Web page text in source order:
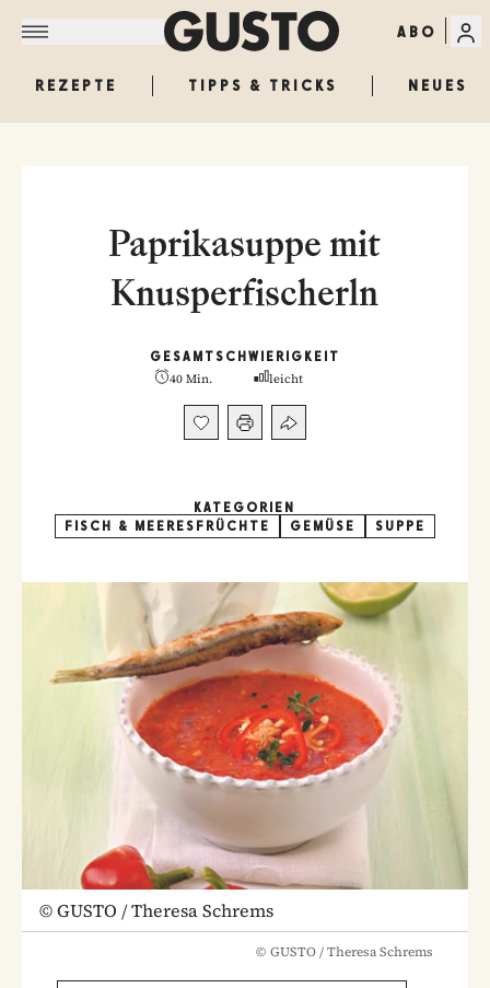
ABO
REZEPTE TIPPS & TRICKS NEUES
Paprikasuppe mit
Knusperfischerln
GESAMT
40 Min.
SCHWIERIGKEIT
leicht
KATEGORIEN
FISCH & MEERESFRÜCHTE
GEMÜSE SUPPE
©GUSTO / Theresa Schrems
© GUSTO / Theresa Schrems